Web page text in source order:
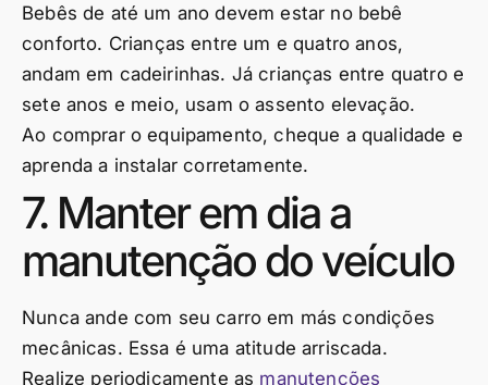
Bebês de até um ano devem estar no bebê
conforto. Crianças entre um e quatro anos,
andam em cadeirinhas. Já crianças entre quatro e
sete anos e meio, usam o assento elevação.
Ao comprar o equipamento, cheque a qualidade e
aprenda a instalar corretamente.
7. Manter em dia a
manutenção do veículo
Nunca ande com seu carro em más condições
mecânicas. Essa é uma atitude arriscada.
Realize periodicamente as manutenções